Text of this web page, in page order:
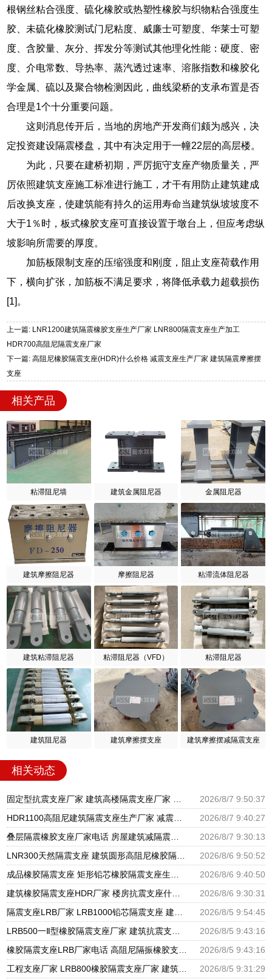
根钢丝粘合强度、硫化橡胶或热塑性橡胶与织物粘合强度生
胶、未硫化橡胶测试门尼粘度、威廉士可塑度、华莱士可塑
度、含胶量、灰分、挥发分等测试其他理化性能：硬度、密
度、介电常数、导热率、蒸汽透过速率、溶胀指数和橡胶化
学金属、硫以及聚合物检测因此，曲线梁桥的支承布置是否
合理是1个十分重要问题。
这则消息传开后，当地的房地产开发商们颇为感兴，决
定投资建设隔震楼盘，其中有决定用于一幢22层的高层楼。
为此，只要在建桥初期，严厉扼守支座产物质量关，严
厉依照建筑支座施工标准进行施工，才干有用防止建筑建成
后改换支座，使建筑能有持久的运用寿命当建筑纵坡坡度不
大于1％时，板式橡胶支座可直接设置于墩台上，但应考虑纵
坡影响所需要的厚度。
加筋板限制支座的压缩强度和刚度，阻止支座荷载作用
下，横向扩张，加筋板不满足要求，将降低承载力超载损伤
[1]。
上一篇: LNR1200建筑隔震橡胶支座生产厂家 LNR800隔震支座生产加工
HDR700高阻尼隔震支座厂家
下一篇: 高阻尼橡胶隔震支座(HDR)什么价格 减震支座生产厂家 建筑隔震摩擦摆
支座
相关产品
粘滞阻尼墙 建筑金属阻尼器 金属阻尼器
建筑摩擦阻尼器 摩擦阻尼器 粘滞流体阻尼器
建筑粘滞阻尼器 粘滞阻尼器（VFD） 粘滞阻尼器
建筑阻尼器 建筑摩擦摆支座 建筑摩擦摆减隔震支座
相关动态
2026/8/7 9:50:37
2026/8/7 9:40:27
2026/8/7 9:30:13
2026/8/6 9:50:52
2026/8/6 9:40:50
2026/8/6 9:30:31
2026/8/5 9:54:45
2026/8/5 9:43:16
2026/8/5 9:43:16
2026/8/5 9:31:29